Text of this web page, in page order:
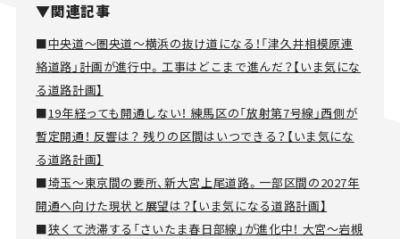
▼関連記事
■中央道～圏央道～横浜の抜け道になる！「津久井相模原連
絡道路」計画が進行中。工事はどこまで進んだ？【いま気にな
る道路計画】
■19年経っても開通しない！ 練馬区の「放射第7号線」西側が
暫定開通！ 反響は？ 残りの区間はいつできる？【いま気にな
る道路計画】
■埼玉～東京間の要所、新大宮上尾道路。一部区間の2027年
開通へ向けた現状と展望は？【いま気になる道路計画】
■狭くて渋滞する「さいたま春日部線」が進化中！ 大宮～岩槻